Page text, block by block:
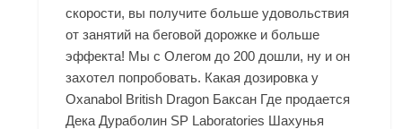
скорости, вы получите больше удовольствия
от занятий на беговой дорожке и больше
эффекта! Мы с Олегом до 200 дошли, ну и он
захотел попробовать. Какая дозировка у
Oxanabol British Dragon Баксан Где продается
Дека Дураболин SP Laboratories Шахунья